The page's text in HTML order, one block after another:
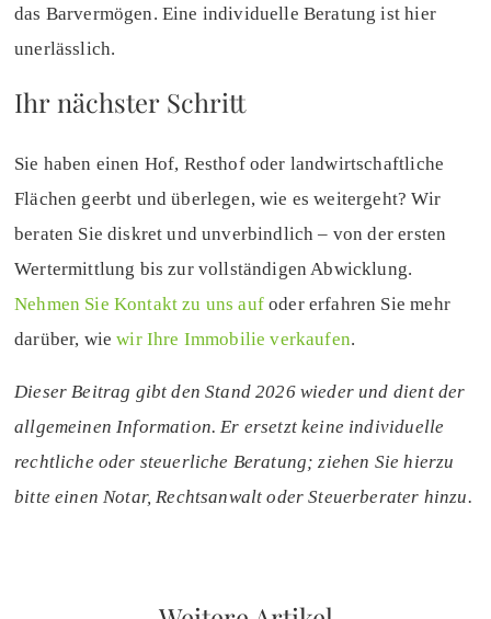
das Barvermögen. Eine individuelle Beratung ist hier
unerlässlich.
Ihr nächster Schritt
Sie haben einen Hof, Resthof oder landwirtschaftliche
Flächen geerbt und überlegen, wie es weitergeht? Wir
beraten Sie diskret und unverbindlich – von der ersten
Wertermittlung bis zur vollständigen Abwicklung.
Nehmen Sie Kontakt zu uns aufoder erfahren Sie mehr
darüber, wiewir Ihre Immobilie verkaufen.
Dieser Beitrag gibt den Stand 2026 wieder und dient der
allgemeinen Information. Er ersetzt keine individuelle
rechtliche oder steuerliche Beratung; ziehen Sie hierzu
bitte einen Notar, Rechtsanwalt oder Steuerberater hinzu.